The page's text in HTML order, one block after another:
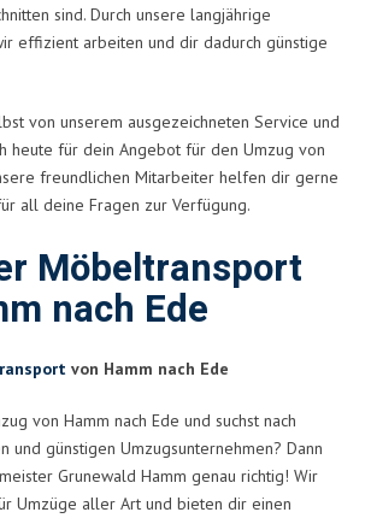
sind. Durch unsere langjährige
effizient arbeiten und dir dadurch günstige
von unserem ausgezeichneten Service und
heute für dein Angebot für den Umzug von
freundlichen Mitarbeiter helfen dir gerne
all deine Fragen zur Verfügung.
Möbeltransport
nach Ede
von Hamm nach Ede
von Hamm nach Ede und suchst nach
und günstigen Umzugsunternehmen? Dann
Grunewald Hamm genau richtig! Wir
Umzüge aller Art und bieten dir einen